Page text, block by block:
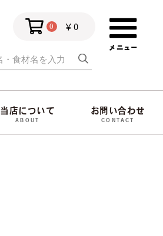
0 ￥0
当店について
ABOUT
お問い合わせ
CONTACT